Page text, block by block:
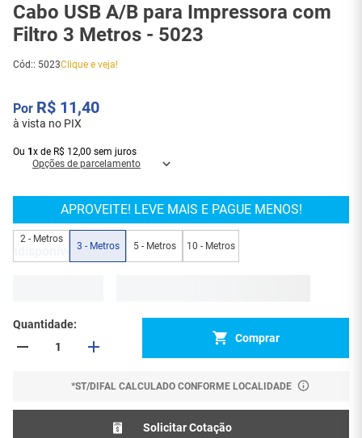
Cabo USB A/B para Impressora com
Filtro 3 Metros - 5023
Cód:: 5023Clique e veja!
R$ 11,40
à vista no PIX
Ou 1 x de R$ 12,00 sem juros
Opções de parcelamento
APROVEITE! LEVE MAIS E PAGUE MENOS!
2 - Metros
3 - Metros 5 - Metros 10 - Metros
Quantidade
Comprar
*ST/DIFAL CALCULADO CONFORME LOCALIDADE
Solicitar Cotação